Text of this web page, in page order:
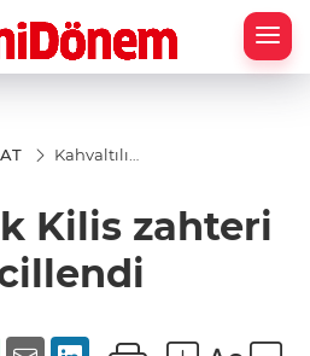
Kahvaltılık
tescillendi
Kilis zahteri